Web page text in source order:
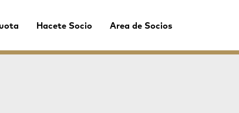
Hacete Socio Area de Socios